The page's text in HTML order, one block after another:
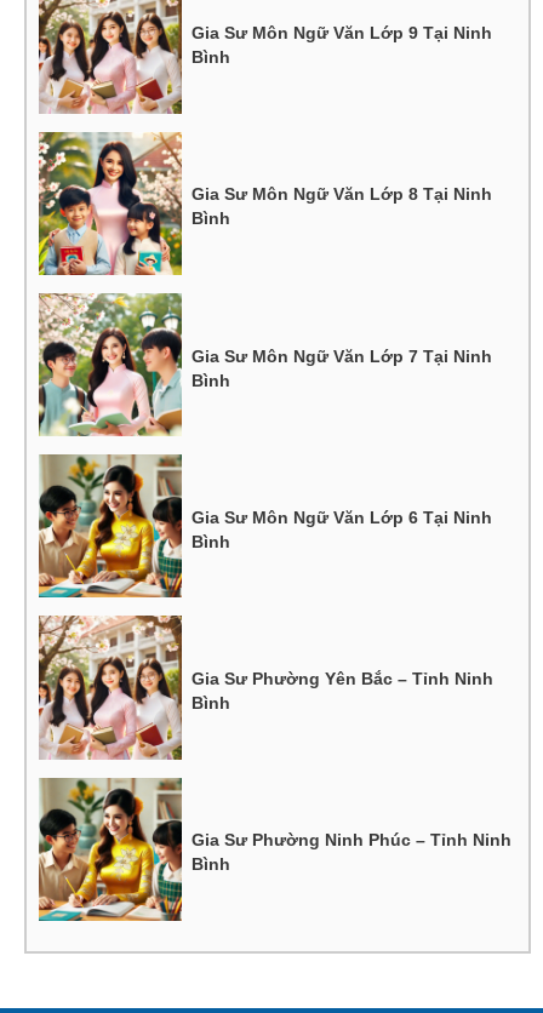
Gia Sư Môn Ngữ Văn Lớp 9 Tại Ninh
Bình
Gia Sư Môn Ngữ Văn Lớp 8 Tại Ninh
Bình
Gia Sư Môn Ngữ Văn Lớp 7 Tại Ninh
Bình
Gia Sư Môn Ngữ Văn Lớp 6 Tại Ninh
Bình
Gia Sư Phường Yên Bắc – Tỉnh Ninh
Bình
Gia Sư Phường Ninh Phúc – Tỉnh Ninh
Bình